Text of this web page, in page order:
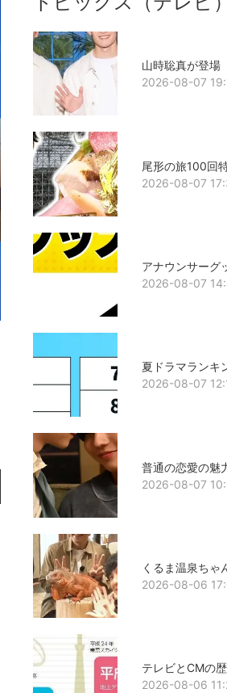
山時聡真が登場
2026-08-07
尾形の旅100回
2026-08-07
アナウンサーグ
2026-08-07
夏ドラマランキ
2026-08-07
普通の恋愛の魅
2026-08-07
くるま温泉ちゃ
2026-08-06
テレビとCMの
2026-08-06